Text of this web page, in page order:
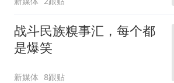
战斗民族糗事汇，每个都
是爆笑
新媒体 8跟贴